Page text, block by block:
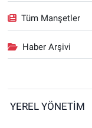
Tüm Manşetler
Haber Arşivi
YEREL YÖNETİM